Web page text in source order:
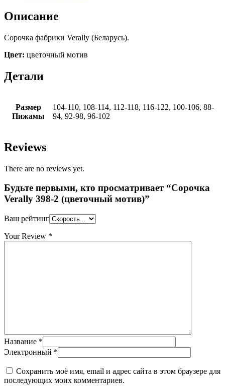
Описание
Сорочка фабрики Verally (Беларусь).
Цвет: цветочный мотив
Детали
Размер
Пижамы
104-110, 108-114, 112-118, 116-122, 100-106, 88-
94, 92-98, 96-102
Reviews
There are no reviews yet.
Будьте первыми, кто просматривает “Сорочка
Verally 398-2 (цветочный мотив)”
Ваш рейтинг
Your Review *
Название *
Электронный *
Сохранить моё имя, email и адрес сайта в этом браузере для
последующих моих комментариев.